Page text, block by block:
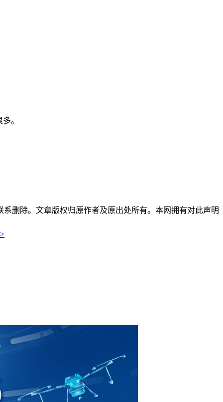
。
删除。文章版权归原作者及原出处所有。本网拥有对此声明
>